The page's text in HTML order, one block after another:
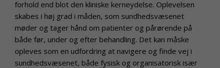
forhold end blot den kliniske kerneydelse. Oplevelsen
skabes i høj grad i måden, som sundhedsvæsenet
møder og tager hånd om patienter og pårørende på
både før, under og efter behandling. Det kan måske
opleves som en udfordring at navigere og finde vej i
sundhedsvæsenet, både fysisk og organisatorisk især